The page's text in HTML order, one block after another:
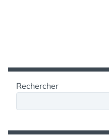
Rechercher